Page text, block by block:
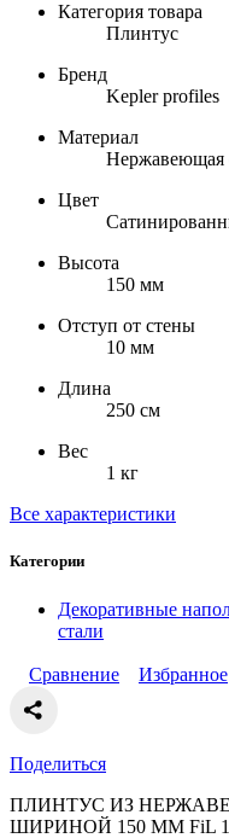
Категория товара
Плинтус
Бренд
Kepler profiles
Материал
Нержавеющая
Цвет
Высота
150 мм
Отступ от стены
10 мм
Длина
250 см
Вес
1 кг
Все характеристики
Категории
Декоративные
стали
Сравнение Избранное
Поделиться
ПЛИНТУС ИЗ
ШИРИНОЙ 150 ММ FiL